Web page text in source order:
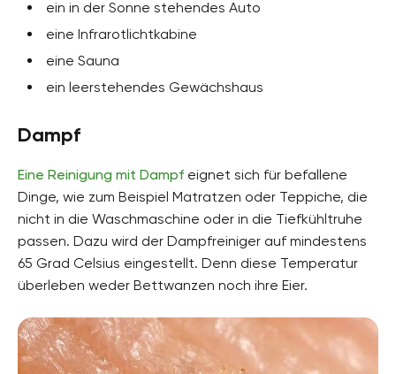
ein in der Sonne stehendes Auto
eine Infrarotlichtkabine
eine Sauna
ein leerstehendes Gewächshaus
Dampf
Eine Reinigung mit Dampf eignet sich für befallene
Dinge, wie zum Beispiel Matratzen oder Teppiche, die
nicht in die Waschmaschine oder in die Tiefkühltruhe
passen. Dazu wird der Dampfreiniger auf mindestens
65 Grad Celsius eingestellt. Denn diese Temperatur
überleben weder Bettwanzen noch ihre Eier.